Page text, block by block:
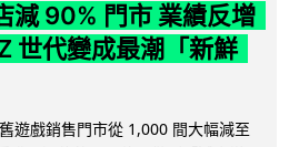
減 90% 門市 業績反增
世代變成最潮「新鮮
遊戲銷售門市從 1,000 間大幅減至